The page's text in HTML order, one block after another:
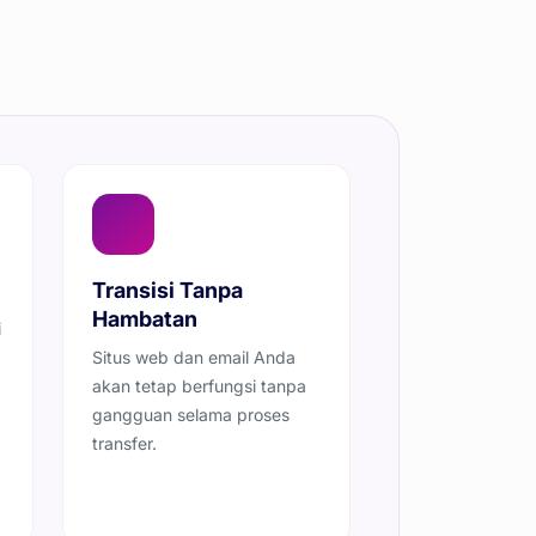
Transisi Tanpa
Hambatan
Situs web dan email Anda
akan tetap berfungsi tanpa
gangguan selama proses
transfer.